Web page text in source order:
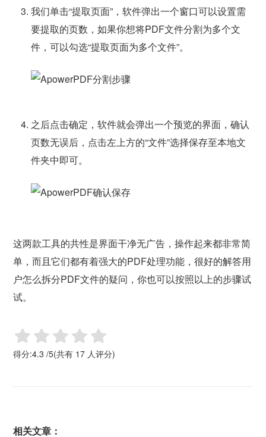
我们单击“提取页面”，软件弹出一个窗口可以设置需
要提取的页数，如果你想将PDF文件分割为多个文
件，可以勾选“提取页面为多个文件”。
之后点击确定，软件就会弹出一个预览的界面，确认
页数无误后，点击左上方的“文件”选择保存至本地文
件夹中即可。
这两款工具的共性是界面干净无广告，操作起来都非常简
单，而且它们都有着强大的PDF处理功能，很好的解答用
户怎么拆分PDF文件的疑问，你也可以按照以上的步骤试
试。
得分:4.3 /5(共有 17 人评分)
相关文章：